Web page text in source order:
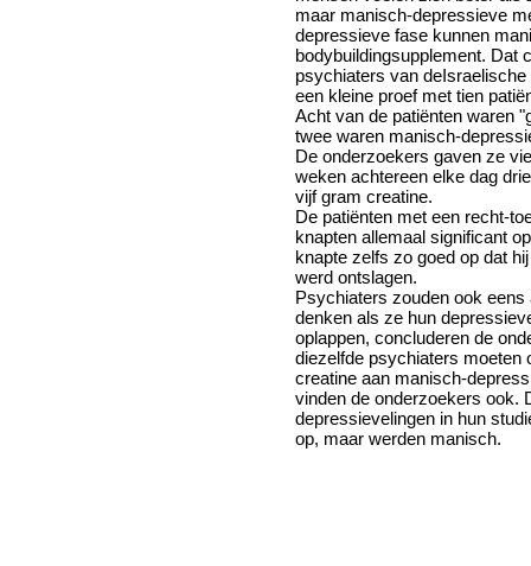
maar manisch-depressieve
depressieve fase kunnen
bodybuildingsupplement. Dat
psychiaters van
een kleine proef met tien
Acht van de patiënten waren
twee waren manisch-
De onderzoekers gaven ze
weken achtereen elke dag
vijf gram creatine.
De patiënten met een recht-
knapten allemaal significant
knapte zelfs zo goed op dat
werd ontslagen.
Psychiaters zouden ook eens
denken als ze hun
oplappen, concluderen de
diezelfde psychiaters moeten
creatine aan manisch-
vinden de onderzoekers ook.
depressievelingen in hun
op, maar werden manisch.